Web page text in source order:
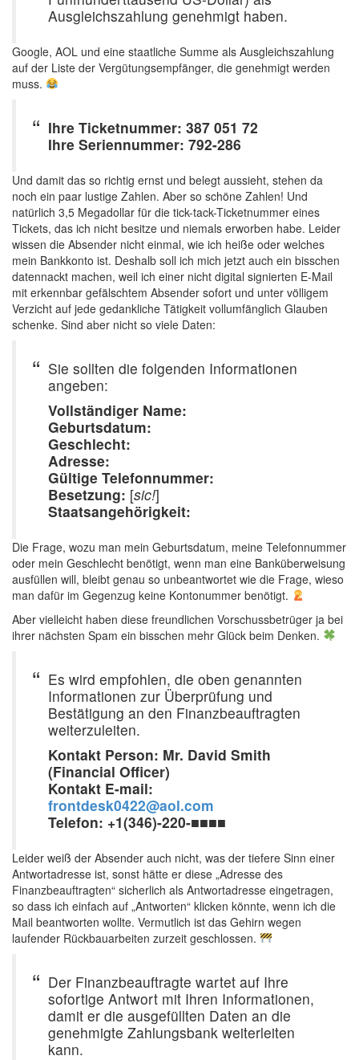
Ausgleichszahlung genehmigt haben.
Google, AOL und eine staatliche Summe als Ausgleichszahlung
auf der Liste der Vergütungsempfänger, die genehmigt werden
muss.
Ihre Ticketnummer: 387 051 72
Ihre Seriennummer: 792-286
Und damit das so richtig ernst und belegt aussieht, stehen da
noch ein paar lustige Zahlen. Aber so schöne Zahlen! Und
natürlich 3,5 Megadollar für die tick-tack-Ticketnummer eines
Tickets, das ich nicht besitze und niemals erworben habe. Leider
wissen die Absender nicht einmal, wie ich heiße oder welches
mein Bankkonto ist. Deshalb soll ich mich jetzt auch ein bisschen
datennackt machen, weil ich einer nicht digital signierten E-Mail
mit erkennbar gefälschtem Absender sofort und unter völligem
Verzicht auf jede gedankliche Tätigkeit vollumfänglich Glauben
schenke. Sind aber nicht so viele Daten:
Sie sollten die folgenden Informationen
angeben:
Vollständiger Name:
Geburtsdatum:
Geschlecht:
Adresse:
Gültige Telefonnummer:
Besetzung: [sic!]
Staatsangehörigkeit:
Die Frage, wozu man mein Geburtsdatum, meine Telefonnummer
oder mein Geschlecht benötigt, wenn man eine Banküberweisung
ausfüllen will, bleibt genau so unbeantwortet wie die Frage, wieso
man dafür im Gegenzug keine Kontonummer benötigt.
Aber vielleicht haben diese freundlichen Vorschussbetrüger ja bei
ihrer nächsten Spam ein bisschen mehr Glück beim Denken.
Es wird empfohlen, die oben genannten
Informationen zur Überprüfung und
Bestätigung an den Finanzbeauftragten
weiterzuleiten.
Kontakt Person: Mr. David Smith
(Financial Officer)
Kontakt E-mail:
frontdesk0422@aol.com
Telefon: +1(346)-220-■■■■
Leider weiß der Absender auch nicht, was der tiefere Sinn einer
Antwortadresse ist, sonst hätte er diese „Adresse des
Finanzbeauftragten“ sicherlich als Antwortadresse eingetragen,
so dass ich einfach auf „Antworten“ klicken könnte, wenn ich die
Mail beantworten wollte. Vermutlich ist das Gehirn wegen
laufender Rückbauarbeiten zurzeit geschlossen.
Der Finanzbeauftragte wartet auf Ihre
sofortige Antwort mit Ihren Informationen,
damit er die ausgefüllten Daten an die
genehmigte Zahlungsbank weiterleiten
kann.